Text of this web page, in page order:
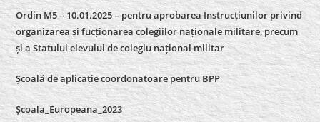
Ordin M5 – 10.01.2025 – pentru aprobarea Instrucțiunilor privind
organizarea și fucționarea colegiilor naționale militare, precum
și a Statului elevului de colegiu național militar
Școală de aplicație coordonatoare pentru BPP
Școala_Europeana_2023